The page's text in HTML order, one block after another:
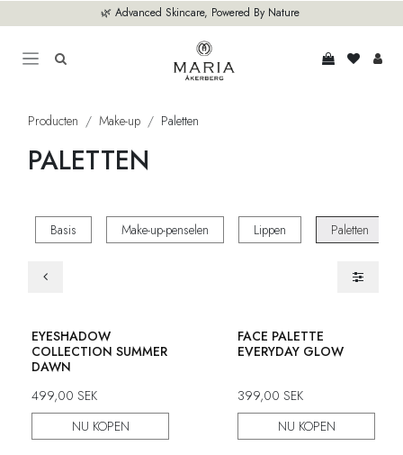
Overslaan naar inhoud🌿 Advanced Skincare, Powered By Nature
Producten Make-up Paletten
PALETTEN
Basis Make-up-penselen Lippen Paletten
Limited Edition
EYESHADOW
COLLECTION SUMMER
DAWN
499,00 SEK
NU KOPEN
NieuwFACE PALETTE
EVERYDAY GLOW
399,00 SEK
NU KOPEN